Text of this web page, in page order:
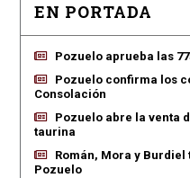
EN PORTADA
Pozuelo aprueba las
Pozuelo confirma los
Consolación
Pozuelo abre la venta
taurina
Román, Mora y
Pozuelo